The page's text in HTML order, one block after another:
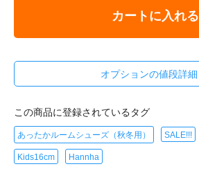
カートに入れる
オプションの値段詳細
この商品に登録されているタグ
あったかルームシューズ（秋冬用） SALE!!!
Kids16cm Hannha